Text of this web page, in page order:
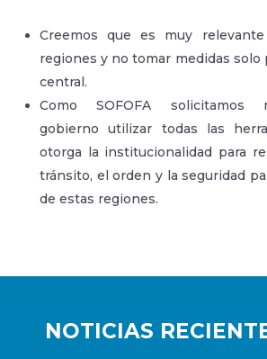
NOTICIAS
Creemos que es muy
regiones y no tomar medidas solo
central.
Como SOFOFA solicitamos
gobierno utilizar todas las
otorga la institucionalidad para
tránsito, el orden y la seguridad
de estas regiones.